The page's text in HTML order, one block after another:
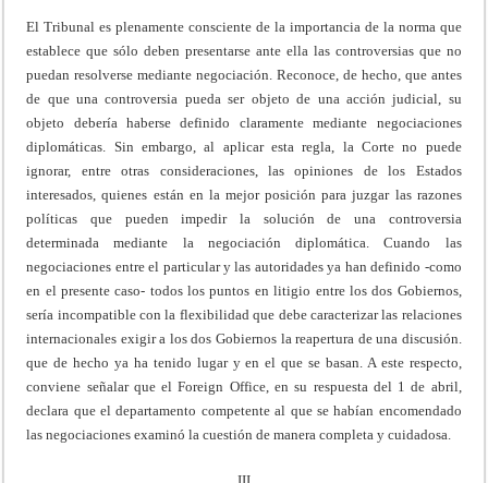
El Tribunal es plenamente consciente de la importancia de la norma que
establece que sólo deben presentarse ante ella las controversias que no
puedan resolverse mediante negociación. Reconoce, de hecho, que antes
de que una controversia pueda ser objeto de una acción judicial, su
objeto debería haberse definido claramente mediante negociaciones
diplomáticas. Sin embargo, al aplicar esta regla, la Corte no puede
ignorar, entre otras consideraciones, las opiniones de los Estados
interesados, quienes están en la mejor posición para juzgar las razones
políticas que pueden impedir la solución de una controversia
determinada mediante la negociación diplomática. Cuando las
negociaciones entre el particular y las autoridades ya han definido -como
en el presente caso- todos los puntos en litigio entre los dos Gobiernos,
sería incompatible con la flexibilidad que debe caracterizar las relaciones
internacionales exigir a los dos Gobiernos la reapertura de una discusión.
que de hecho ya ha tenido lugar y en el que se basan. A este respecto,
conviene señalar que el Foreign Office, en su respuesta del 1 de abril,
declara que el departamento competente al que se habían encomendado
las negociaciones examinó la cuestión de manera completa y cuidadosa.